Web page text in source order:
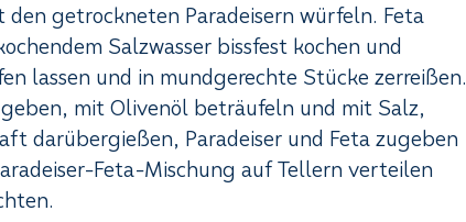
den getrockneten Paradeisern würfeln. Feta
Salzwasser bissfest kochen und
lassen und in mundgerechte Stücke zerreißen.
mit Olivenöl beträufeln und mit Salz,
darübergießen, Paradeiser und Feta zugeben
Feta-Mischung auf Tellern verteilen